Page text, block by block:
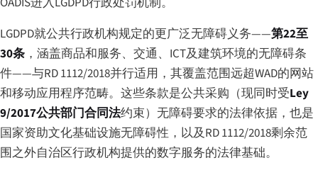
LGDPD就公共行政机构规定的更广泛无障碍义务——第22至
30条 ，涵盖商品和服务、交通、ICT及建筑环境的无障碍条
件——与RD 1112/2018并行适用，其覆盖范围远超WAD的网站
和移动应用程序范畴。这些条款是公共采购（现同时受Ley
9/2017公共部门合同法约束）无障碍要求的法律依据，也是
国家资助文化基础设施无障碍性，以及RD 1112/2018剩余范
围之外自治区行政机构提供的数字服务的法律基础。